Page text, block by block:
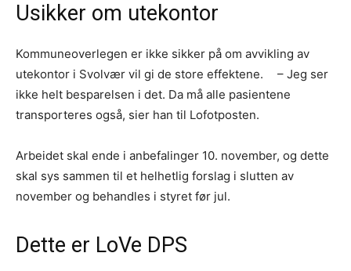
Usikker om utekontor
Kommuneoverlegen er ikke sikker på om avvikling av
utekontor i Svolvær vil gi de store effektene. – Jeg ser
ikke helt besparelsen i det. Da må alle pasientene
transporteres også, sier han til Lofotposten.
Arbeidet skal ende i anbefalinger 10. november, og dette
skal sys sammen til et helhetlig forslag i slutten av
november og behandles i styret før jul.
Dette er LoVe DPS